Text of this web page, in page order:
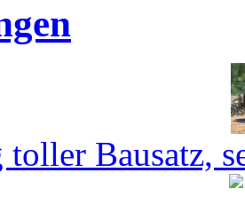
Bausatz,